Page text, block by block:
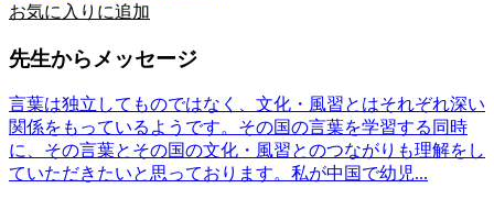
お気に入りに追加
先生からメッセージ
言葉は独立してものではなく、文化・風習とはそれぞれ深い
関係をもっているようです。その国の言葉を学習する同時
に、その言葉とその国の文化・風習とのつながりも理解をし
ていただきたいと思っております。私が中国で幼児...